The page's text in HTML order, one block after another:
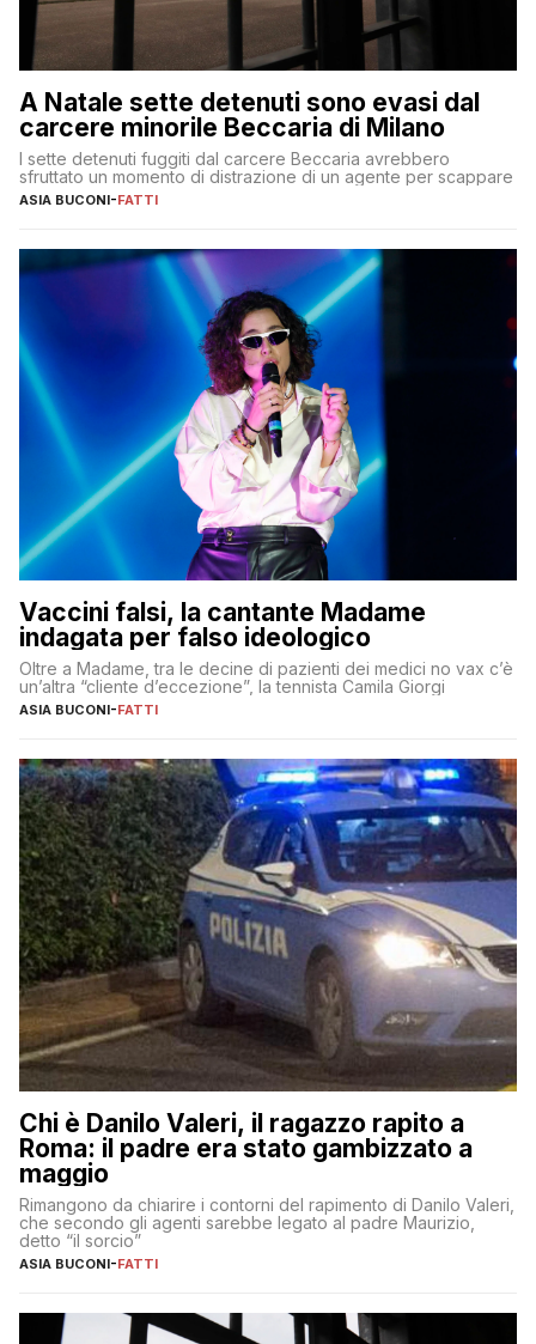
A Natale sette detenuti sono evasi dal
carcere minorile Beccaria di Milano
I sette detenuti fuggiti dal carcere Beccaria avrebbero
sfruttato un momento di distrazione di un agente per scappare
ASIA BUCONI-FATTI
Vaccini falsi, la cantante Madame
indagata per falso ideologico
Oltre a Madame, tra le decine di pazienti dei medici no vax c’è
un’altra “cliente d’eccezione”, la tennista Camila Giorgi
ASIA BUCONI-FATTI
Chi è Danilo Valeri, il ragazzo rapito a
Roma: il padre era stato gambizzato a
maggio
Rimangono da chiarire i contorni del rapimento di Danilo Valeri,
che secondo gli agenti sarebbe legato al padre Maurizio,
detto “il sorcio”
ASIA BUCONI-FATTI